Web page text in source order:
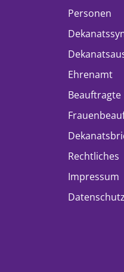
Personen
Ehrenamt
Beauftragte
Rechtliches
Impressum